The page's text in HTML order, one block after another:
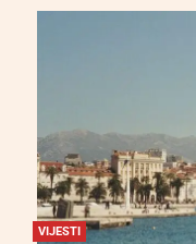
VIJESTI